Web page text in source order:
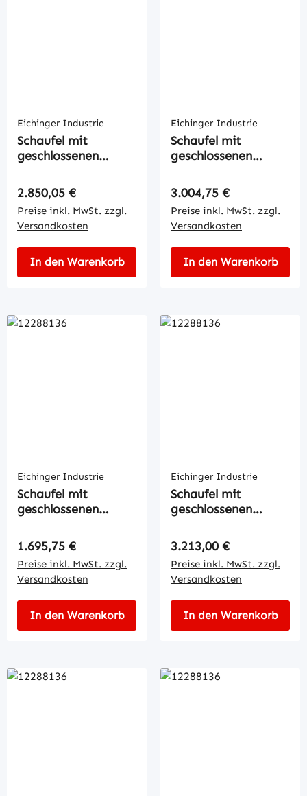
Eichinger Industrie
Schaufel mit
geschlossenen
Regulärer Preis:
2.850,05 €
Preise inkl. MwSt. zzgl.
Versandkosten
In den Warenkorb
Eichinger Industrie
Schaufel mit
geschlossenen
Regulärer Preis:
3.004,75 €
Preise inkl. MwSt. zzgl.
Versandkosten
In den Warenkorb
Eichinger Industrie
Schaufel mit
geschlossenen
Regulärer Preis:
1.695,75 €
Preise inkl. MwSt. zzgl.
Versandkosten
In den Warenkorb
Eichinger Industrie
Schaufel mit
geschlossenen
Regulärer Preis:
3.213,00 €
Preise inkl. MwSt. zzgl.
Versandkosten
In den Warenkorb